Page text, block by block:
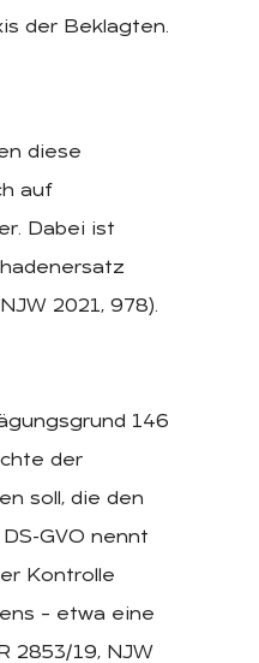
der Beklagten.
diese
auf
Dabei ist
2021, 978).
146
der
soll, die den
GVO nennt
Kontrolle
– etwa eine
2853/19, NJW